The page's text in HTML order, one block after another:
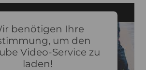
benötigen Ihre
um den
Video-Service zu
laden!